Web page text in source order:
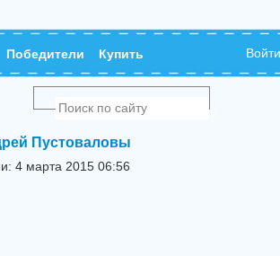
Победители Купить
Пустоваловы
4 марта 2015 06:56